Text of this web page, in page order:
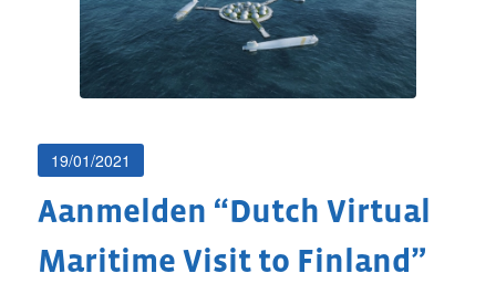
Aanmelden “Dutch Virtual
Maritime Visit to Finland”
19/01/2021